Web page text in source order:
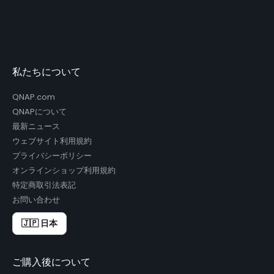
私たちについて
QNAP.com
QNAPについて
最新ニュース
ウェブサイト利用規約
プライバシーポリシー
オンラインショップ利用規約
特定商取引法表記
お問い合わせ
🇯🇵 日本
ご購入後について